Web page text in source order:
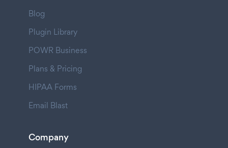
Blog
Plugin Library
POWR Business
Plans & Pricing
HIPAA Forms
Email Blast
Company